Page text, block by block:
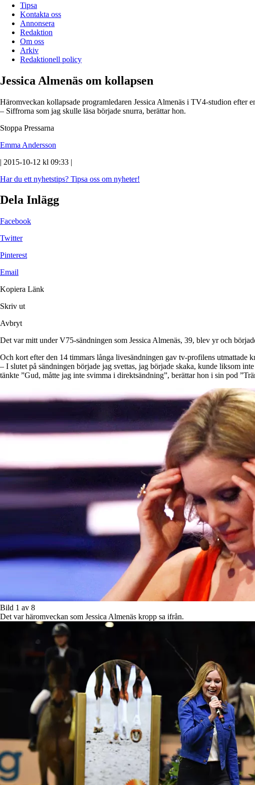
Tipsa
Kontakta oss
Annonsera
Redaktion
Om oss
Arkiv
Redaktionell policy
Jessica Almenäs om kollapsen
Häromveckan kollapsade programledaren Jessica Almenäs i TV4-studion efter
– Siffrorna som jag skulle läsa började snurra, berättar hon.
Stoppa Pressarna
Emma Andersson
| 2015-10-12 kl 09:33 |
Har du ett nyhetstips? Tipsa oss om nyheter!
Dela Inlägg
Facebook
Twitter
Pinterest
Email
Kopiera Länk
Skriv ut
Avbryt
Det var mitt under V75-sändningen som Jessica Almenäs, 39, blev yr och
Och kort efter den 14 timmars långa livesändningen gav tv-profilens utmattade
– I slutet på sändningen började jag svettas, jag började skaka, kunde liksom
tänkte ”Gud, måtte jag inte svimma i direktsändning”, berättar hon i sin pod
Bild 1 av 8
Det var häromveckan som Jessica Almenäs kropp sa ifrån.